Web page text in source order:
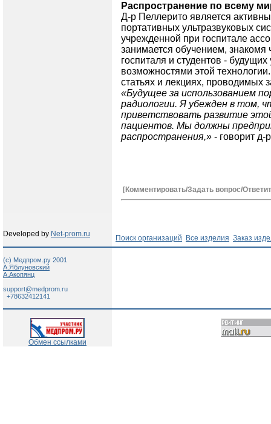
Распространение по всему
Д-р Пеллерито является
портативных ультразвуковых
учрежденной при госпитале
занимается обучением, знакомя
госпиталя и студентов -
возможностями этой
статьях и лекциях, проводимых
«Будущее за использованием
радиологии. Я убежден в том,
приветствовать развитие
пациентов. Мы должны
распространения,» - говорит д-
[Комментировать/Задать вопрос/
Developed by Net-prom.ru Поиск организаций Все изделия Заказ
(c) Медпром.ру 2001
А.Яблуновский
А.Акопянц
support@medprom.ru
+78632412141
Обмен ссылками